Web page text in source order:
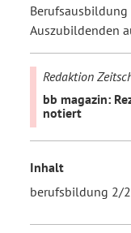
Auszubildenden
Redaktion
bb magazin:
notiert
Inhalt
berufsbildung 2/